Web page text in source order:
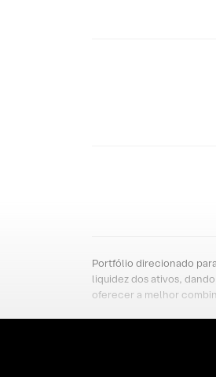
Portfólio direcionado
liquidez dos ativos,
oferecer a melhor